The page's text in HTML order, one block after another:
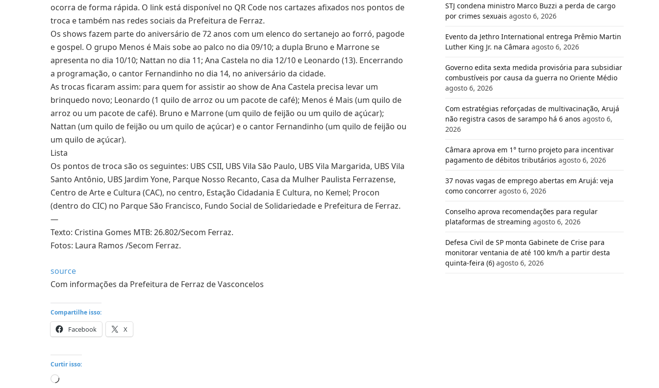
ocorra de forma rápida. O link está disponível no QR Code nos cartazes afixados nos pontos de
troca e também nas redes sociais da Prefeitura de Ferraz.
Os shows fazem parte do aniversário de 72 anos com um elenco do sertanejo ao forró, pagode
e gospel. O grupo Menos é Mais sobe ao palco no dia 09/10; a dupla Bruno e Marrone se
apresenta no dia 10/10; Nattan no dia 11; Ana Castela no dia 12/10 e Leonardo (13). Encerrando
a programação, o cantor Fernandinho no dia 14, no aniversário da cidade.
As trocas ficaram assim: para quem for assistir ao show de Ana Castela precisa levar um
brinquedo novo; Leonardo (1 quilo de arroz ou um pacote de café); Menos é Mais (um quilo de
arroz ou um pacote de café). Bruno e Marrone (um quilo de feijão ou um quilo de açúcar);
Nattan (um quilo de feijão ou um quilo de açúcar) e o cantor Fernandinho (um quilo de feijão ou
um quilo de açúcar).
Lista
Os pontos de troca são os seguintes: UBS CSII, UBS Vila São Paulo, UBS Vila Margarida, UBS Vila
Santo Antônio, UBS Jardim Yone, Parque Nosso Recanto, Casa da Mulher Paulista Ferrazense,
Centro de Arte e Cultura (CAC), no centro, Estação Cidadania E Cultura, no Kemel; Procon
(dentro do CIC) no Parque São Francisco, Fundo Social de Solidariedade e Prefeitura de Ferraz.
—
Texto: Cristina Gomes MTB: 26.802/Secom Ferraz.
Fotos: Laura Ramos /Secom Ferraz.
source
Com informações da Prefeitura de Ferraz de Vasconcelos
Compartilhe isso:
Facebook X
Curtir isso:
Carregando...
STJ condena ministro Marco Buzzi a perda de cargo
por crimes sexuais agosto 6, 2026
Evento da Jethro International entrega Prêmio Martin
Luther King Jr. na Câmara agosto 6, 2026
Governo edita sexta medida provisória para subsidiar
combustíveis por causa da guerra no Oriente Médio
agosto 6, 2026
Com estratégias reforçadas de multivacinação, Arujá
não registra casos de sarampo há 6 anos agosto 6,
2026
Câmara aprova em 1° turno projeto para incentivar
pagamento de débitos tributários agosto 6, 2026
37 novas vagas de emprego abertas em Arujá: veja
como concorrer agosto 6, 2026
Conselho aprova recomendações para regular
plataformas de streaming agosto 6, 2026
Defesa Civil de SP monta Gabinete de Crise para
monitorar ventania de até 100 km/h a partir desta
quinta-feira (6) agosto 6, 2026